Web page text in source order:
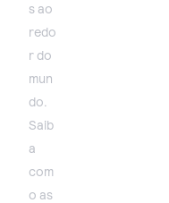
s ao
redo
r do
mun
do.
Saib
a
com
o as